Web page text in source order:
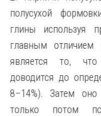
полусухой
глины используя
главным отличием
является то, что
доводится до
8–14%). Затем
только потом